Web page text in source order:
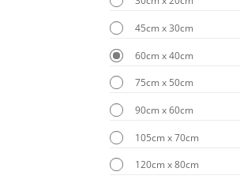
45cm x 30cm
60cm x 40cm
75cm x 50cm
90cm x 60cm
105cm x 70cm
120cm x 80cm